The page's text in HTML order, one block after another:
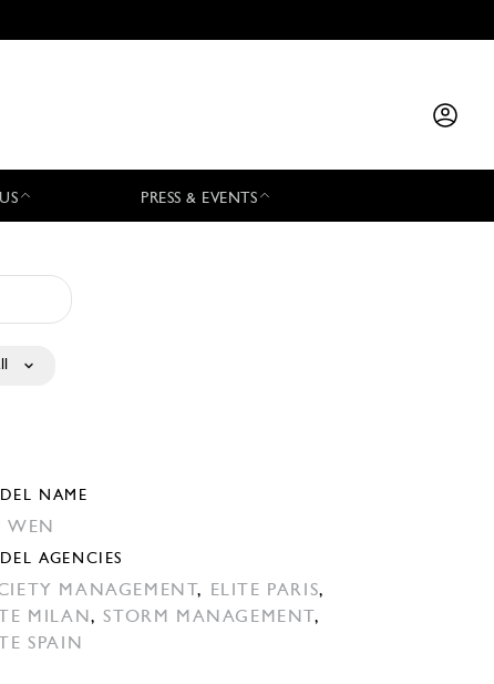
PRESS & EVENTS
NAME
WEN
AGENCIES
MANAGEMENT, ELITE PARIS,
MILAN,STORM MANAGEMENT,
SPAIN